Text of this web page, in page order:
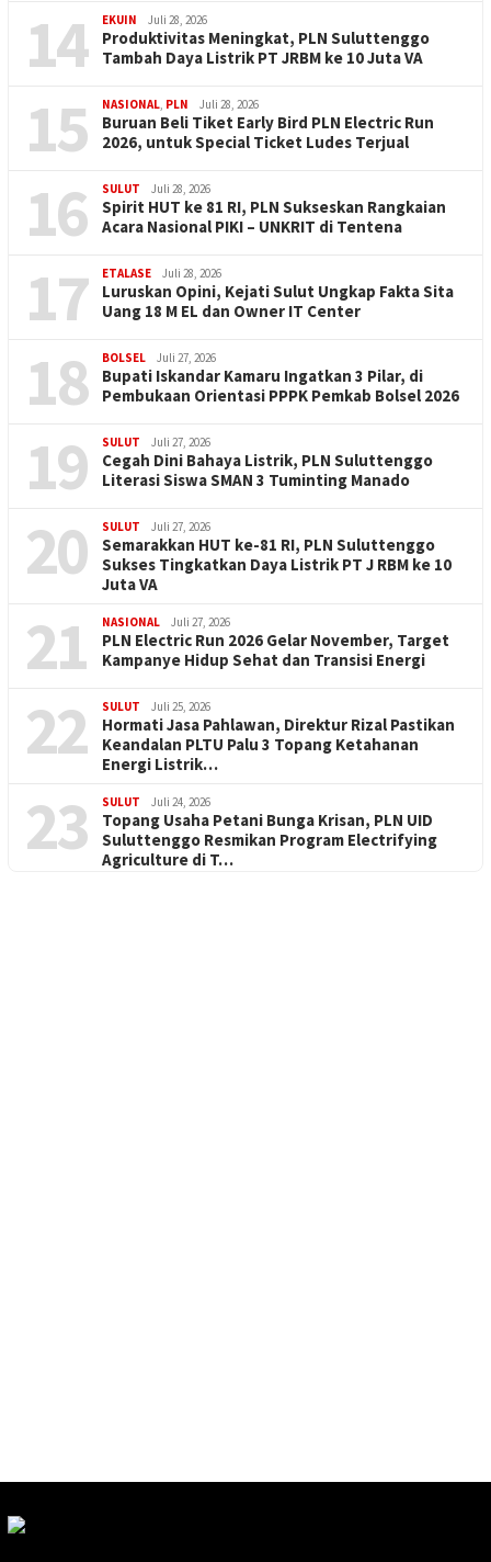
14 EKUIN Juli 28, 2026
Produktivitas Meningkat, PLN Suluttenggo
Tambah Daya Listrik PT JRBM ke 10 Juta VA
15 NASIONAL PLN Juli 28, 2026
Buruan Beli Tiket Early Bird PLN Electric Run
2026, untuk Special Ticket Ludes Terjual
16 SULUT Juli 28, 2026
Spirit HUT ke 81 RI, PLN Sukseskan Rangkaian
Acara Nasional PIKI – UNKRIT di Tentena
17 ETALASE Juli 28, 2026
Luruskan Opini, Kejati Sulut Ungkap Fakta Sita
Uang 18 M EL dan Owner IT Center
18 BOLSEL Juli 27, 2026
Bupati Iskandar Kamaru Ingatkan 3 Pilar, di
Pembukaan Orientasi PPPK Pemkab Bolsel 2026
19 SULUT Juli 27, 2026
Cegah Dini Bahaya Listrik, PLN Suluttenggo
Literasi Siswa SMAN 3 Tuminting Manado
20 SULUT Juli 27, 2026
Semarakkan HUT ke-81 RI, PLN Suluttenggo
Sukses Tingkatkan Daya Listrik PT J RBM ke 10
Juta VA
21 NASIONAL Juli 27, 2026
PLN Electric Run 2026 Gelar November, Target
Kampanye Hidup Sehat dan Transisi Energi
22 SULUT Juli 25, 2026
Hormati Jasa Pahlawan, Direktur Rizal Pastikan
Keandalan PLTU Palu 3 Topang Ketahanan
Energi Listrik…
23 SULUT Juli 24, 2026
Topang Usaha Petani Bunga Krisan, PLN UID
Suluttenggo Resmikan Program Electrifying
Agriculture di T…